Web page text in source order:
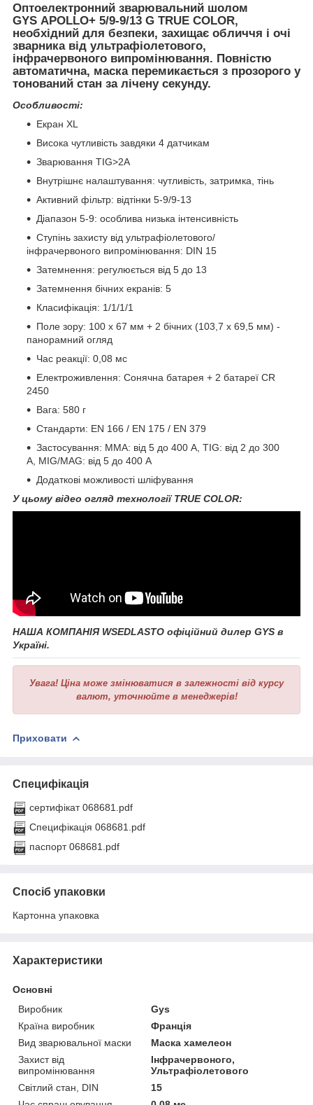
Оптоелектронний зварювальний шолом
GYS APOLLO+ 5/9-9/13 G TRUE COLOR,
необхідний для безпеки, захищає обличчя і очі
зварника від ультрафіолетового,
інфрачервоного випромінювання. Повністю
автоматична, маска перемикається з прозорого у
тонований стан за лічену секунду.
Особливості:
Екран XL
Висока чутливість завдяки 4 датчикам
Зварювання TIG>2А
Внутрішнє налаштування: чутливість, затримка, тінь
Активний фільтр: відтінки 5-9/9-13
Діапазон 5-9: особлива низька інтенсивність
Ступінь захисту від ультрафіолетового/
інфрачервоного випромінювання: DIN 15
Затемнення: регулюється від 5 до 13
Затемнення бічних екранів: 5
Класифікація: 1/1/1/1
Поле зору: 100 x 67 мм + 2 бічних (103,7 x 69,5 мм) -
панорамний огляд
Час реакції: 0,08 мс
Електроживлення: Сонячна батарея + 2 батареї CR
2450
Вага: 580 г
Стандарти: EN 166 / EN 175 / EN 379
Застосування: ММА: від 5 до 400 А, TIG: від 2 до 300
А, MIG/MAG: від 5 до 400 А
Додаткові можливості шліфування
У цьому відео огляд технології TRUE COLOR:
НАША КОМПАНІЯ WSEDLASTO офіційний дилер GYS в
Україні.
Увага! Ціна може змінюватися в залежності від курсу
валют, уточнюйте в менеджерів!
Приховати
Специфікація
сертифікат 068681.pdf
Специфікація 068681.pdf
паспорт 068681.pdf
Спосіб упаковки
Картонна упаковка
Характеристики
Основні
Виробник
Gys
Країна виробник
Франція
Вид зварювальної маски
Маска хамелеон
Захист від
випромінювання
Інфрачервоного,
Ультрафіолетового
Світлий стан, DIN
15